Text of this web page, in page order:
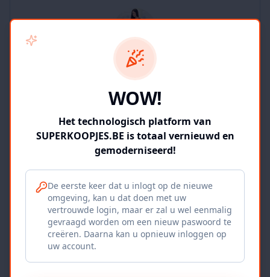
SUPERKOOPJES.BE
Geverifieerd
Iepers Kwartier
Ieper, BE
WOW!
Het technologisch platform van
SUPERKOOPJES.BE is totaal vernieuwd en
gemoderniseerd!
De eerste keer dat u inlogt op de nieuwe
omgeving, kan u dat doen met uw
vertrouwde login, maar er zal u wel eenmalig
gevraagd worden om een nieuw paswoord te
creëren. Daarna kan u opnieuw inloggen op
uw account.